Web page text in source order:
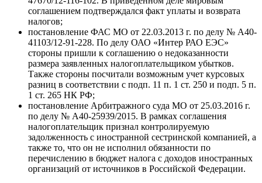
соглашением подтверждался факт уплаты и возврата
налогов;
постановление ФАС МО от 22.03.2013 г. по делу № А40-
41103/12-91-228. По делу ОАО «Интер РАО ЕЭС»
стороны пришли к соглашению о недоказанности
размера заявленных налогоплательщиком убытков.
Также стороны посчитали возможным учет курсовых
разниц в соответствии с подп. 11 п. 1 ст. 250 и подп. 5 п.
1 ст. 265 НК РФ;
постановление Арбитражного суда МО от 25.03.2016 г.
по делу № А40-25939/2015. В рамках соглашения
налогоплательщик признал контролируемую
задолженность с иностранной сестринской компанией, а
также то, что он не исполнил обязанности по
перечислению в бюджет налога с доходов иностранных
организаций от источников в Российской Федерации.